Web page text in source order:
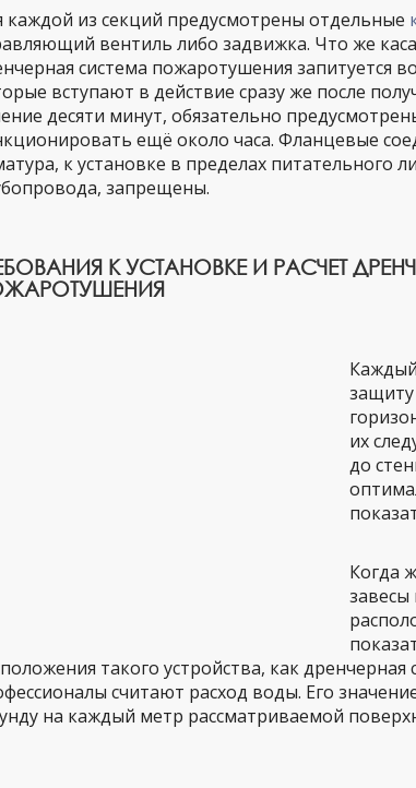
каждой из секций предусмотрены отдельные
вентиль либо задвижка. Что же
система пожаротушения запитуется
вступают в действие сразу же после
десяти минут, обязательно
ещё около часа. Фланцевые
к установке в пределах питательного
запрещены.
К УСТАНОВКЕ И РАСЧЕТ
их
до
Когда
такого устройства, как
считают расход воды. Его
на каждый метр рассматриваемой